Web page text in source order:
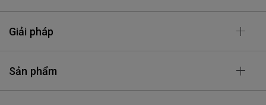
Giải pháp
Sản phẩm